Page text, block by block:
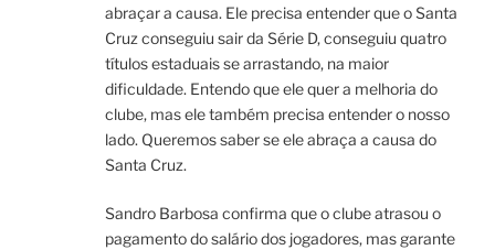
abraçar a causa. Ele precisa entender que o Santa
Cruz conseguiu sair da Série D, conseguiu quatro
títulos estaduais se arrastando, na maior
dificuldade. Entendo que ele quer a melhoria do
clube, mas ele também precisa entender o nosso
lado. Queremos saber se ele abraça a causa do
Santa Cruz.
Sandro Barbosa confirma que o clube atrasou o
pagamento do salário dos jogadores, mas garante